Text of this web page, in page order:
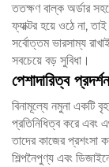
ততক্ষণ বাল্ক অর্ডার
ফ্যাক্টর হয়ে ওঠে না,
সর্বোত্তম ভারসাম্য
সবচেয়ে বড় সুবিধা।
পেশাদারিত্ব
বিনামূল্যে নমুনা একটি
প্রতিনিধিত্ব করে এবং
তাদের কাজের প্রশংসা
শিল্পনৈপুণ্য এবং